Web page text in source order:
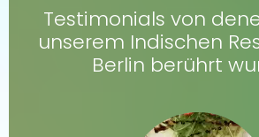
Testimonials von
unserem Indischen
Berlin berührt